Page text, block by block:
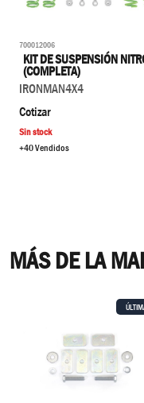
700012006
KIT DE SUSPENSIÓN
(COMPLETA)
IRONMAN4X4
Cotizar
Sin stock
+40 Vendidos
MÁS DE LA